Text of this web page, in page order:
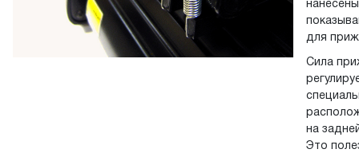
для
Сила
на
Это